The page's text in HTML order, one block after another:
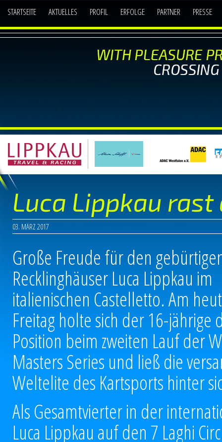
STARTSEITE AKTUELLES PROFIL ERFOLGE PARTNER PRESSE
Luca Lippkau
03. MÄRZ 2017
Große Freude für den
Recklinghäuser Luca Lippkau im
italienischen Castelletto. Am
Freitag holte sich der 16-jährige
Position beim zweiten Lauf der
Masters Series und ließ die
Weltelite des Kartsports hinter
Als Gesamtvierter in der
Luca Lippkau auf den 7 Laghi